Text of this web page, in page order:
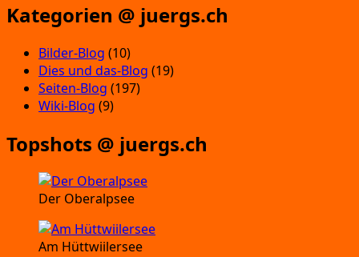
Kategorien @ juergs.ch
Bilder-Blog (10)
Dies und das-Blog (19)
Seiten-Blog (197)
Wiki-Blog (9)
Topshots @ juergs.ch
Der Oberalpsee
Am Hüttwiilersee